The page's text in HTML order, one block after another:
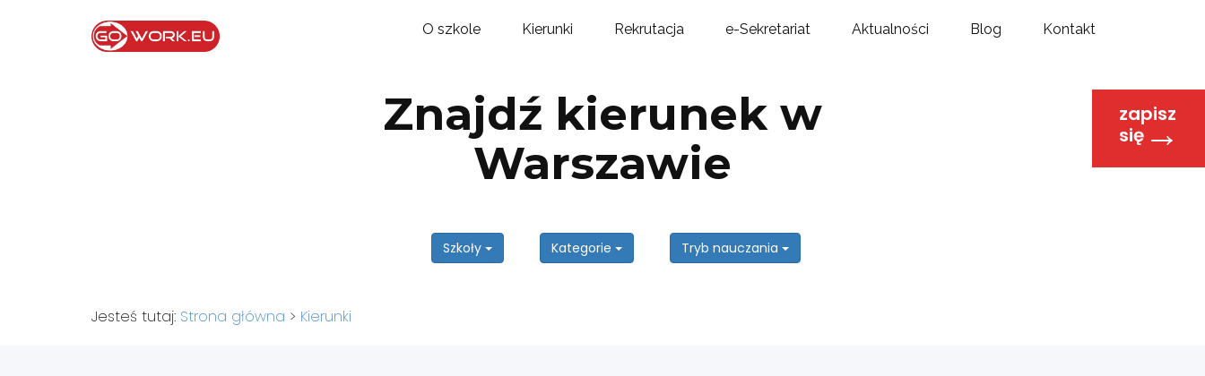
O szkole Kierunki Rekrutacja e-Sekretariat Aktualności Blog Kontakt
zapisz
się→
Znajdź kierunek w
Warszawie
Szkoły Kategorie Tryb nauczania
Jesteś tutaj: Strona główna > Kierunki